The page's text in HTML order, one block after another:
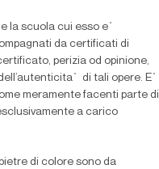
la scuola cui esso e`
da certificati di
ficato, perizia od opinione,
di tali opere. E`
meramente facenti parte di
a carico
di colore sono da